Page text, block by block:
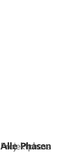
Projektphase